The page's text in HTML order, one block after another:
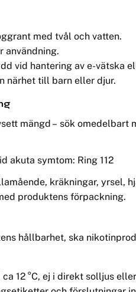
med tvål och vatten.
vid hantering av e-vätska
närhet till barn eller djur.
mängd – sök
akuta symtom: Ring 112
kräkningar, yrsel,
produktens förpackning.
hållbarhet, ska
12 °C, ej i direkt solljus
och förslutningar